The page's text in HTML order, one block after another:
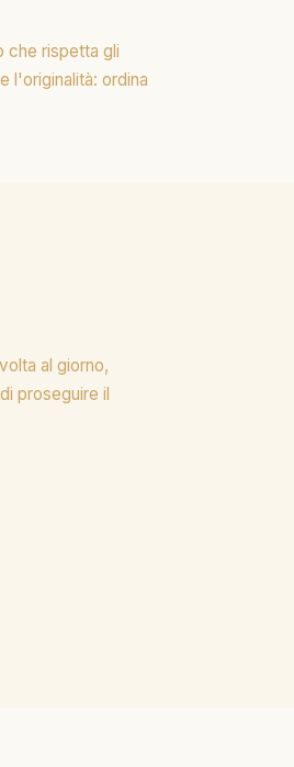
che rispetta gli
l'originalità: ordina
al giorno,
proseguire il